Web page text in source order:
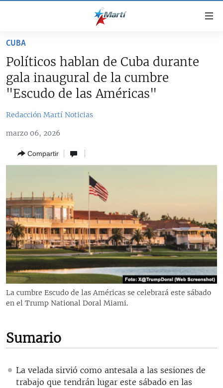
accesibilidad
contenido
principal
navegación
principal
búsqueda
CUBA
CUBA
SOBRE CUBA
ESTADOS UNIDOS
DEPORTES
ARTE Y ENTRETENIMIENTO
OPINIÓN GRÁFICA
AUDIOVISUALES MARTÍ
RADIO MARTÍ
ESPECIALES
LA REALIDAD DE LA VIVIENDA EN CUBA
SER VIEJO EN CUBA
LOS SANTOS DE HIALEAH
LA INVASIÓN DE RUSIA A UCRANIA
MULTIMEDIA
EDITORIALES
CUBA
Políticos hablan de Cuba durante
gala inaugural de la cumbre
"Escudo de las Américas"
Redacción Martí Noticias
marzo 06, 2026
Compartir
La cumbre Escudo de las Américas se celebrará este sábado
en el Trump National Doral Miami.
Sumario
La velada sirvió como antesala a las sesiones de
trabajo que tendrán lugar este sábado en las